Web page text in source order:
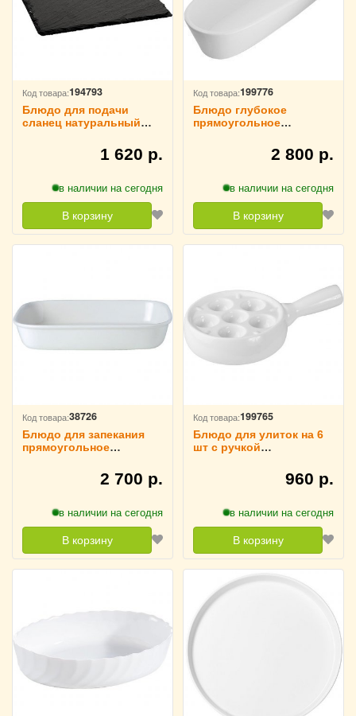
Код товара:194793
Блюдо для подачи
сланец натуральный
1 620 р.
в наличии на сегодня
В корзину
Код товара:199776
Блюдо глубокое
прямоугольное
L=460 мм B=140 мм
KunstWerk, 30212072 800 р.
в наличии на сегодня
В корзину
Код товара:38726
Блюдо для запекания
прямоугольное
16.7х12.2 см, Steelite
2 700 р.
в наличии на сегодня
В корзину
Код товара:199765
Блюдо для улиток на 6
шт с ручкой
H=57 мм L=190 мм B=116
мм KunstWerk, 3021101
960 р.
в наличии на сегодня
В корзину